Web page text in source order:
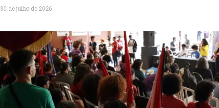
30 de julho de 2026